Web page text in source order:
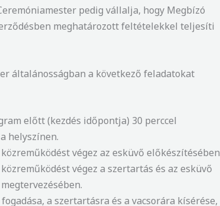
pedig vállalja, hogy Megbízó
meghatározott feltételekkel teljesíti
általánosságban a következő feladatokat
előtt (kezdés időpontja) 30 perccel
helyszínen.
végez az esküvő előkészítésében
végez a szertartás és az esküvő
a szertartásra és a vacsorára kísérése,